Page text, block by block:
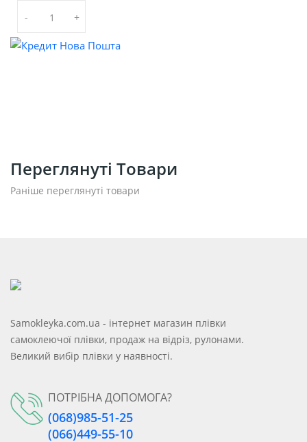
- +
Переглянуті Товари
Раніше переглянуті товари
Samokleyka.com.ua - інтернет магазин плівки
самоклеючої плівки, продаж на відріз, рулонами.
Великий вибір плівки у наявності.
ПОТРІБНА ДОПОМОГА?
(068)985-51-25
(066)449-55-10